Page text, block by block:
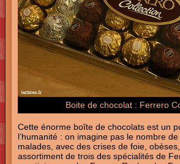
Boite de chocolat : Ferrero
Cette énorme boîte de chocolats est un
l’humanité : on imagine pas le nombre
malades, avec des crises de foie,
assortiment de trois des spécialités de